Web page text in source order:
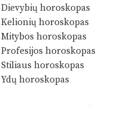
Dievybių horoskopas
Kelionių horoskopas
Mitybos horoskopas
Profesijos horoskopas
Stiliaus horoskopas
Ydų horoskopas